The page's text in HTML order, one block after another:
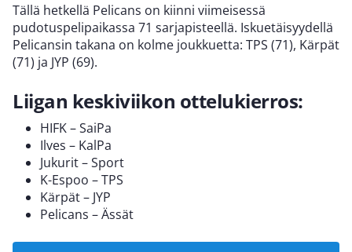
Tällä hetkellä Pelicans on kiinni viimeisessä
pudotuspelipaikassa 71 sarjapisteellä. Iskuetäisyydellä
Pelicansin takana on kolme joukkuetta: TPS (71), Kärpät
(71) ja JYP (69).
Liigan keskiviikon ottelukierros:
HIFK – SaiPa
Ilves – KalPa
Jukurit – Sport
K-Espoo – TPS
Kärpät – JYP
Pelicans – Ässät